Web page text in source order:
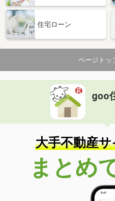
大阪府寝屋川市河北中町
価 格
680万円
住 所
大阪府
建物面積 57.44m²
土地面積 48.44m²
大阪府大阪市住之江区西加賀
価 格
4,780万
住 所
大阪府
土地面積
大阪府大阪市住之江区浜口西２
500万円
大阪府
住宅ローン
ページトッ
goo
大手不動産
まとめ